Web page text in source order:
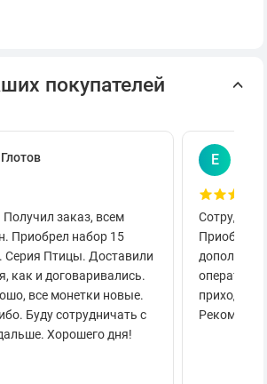
покупателей
заказ, всем
Приобрел набор 15
Серия Птицы. Доставили
как и договаривались.
все монетки новые.
Буду сотрудничать с
Хорошего дня!
Е
приходило